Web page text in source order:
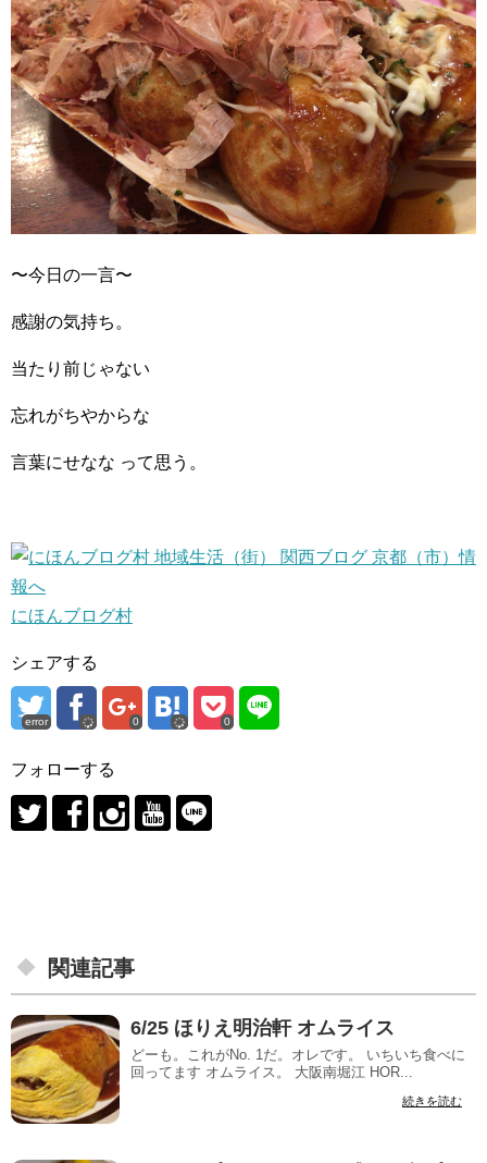
〜今日の一言〜
感謝の気持ち。
当たり前じゃない
忘れがちやからな
言葉にせなな って思う。
にほんブログ村
シェアする
error 0 0
フォローする
関連記事
6/25 ほりえ明治軒 オムライス
どーも。これがNo. 1だ。オレです。 いちいち食べに
回ってます オムライス。 大阪南堀江 HOR...
続きを読む